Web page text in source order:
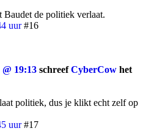
Baudet de politiek verlaat.
uur #16
@ 19:13 schreefCyberCow het
politiek, dus je klikt echt zelf op
uur #17